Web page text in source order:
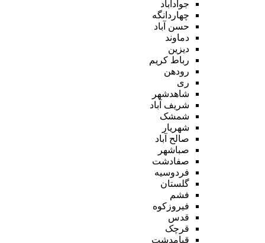
جوادآباد
چهاردانگه
حسن آباد
دماوند
دیزین
رباط کریم
رودهن
ری
شاهدشهر
شریف آباد
شمشک
شهریار
صالح آباد
صباشهر
صفادشت
فردوسیه
گلستان
فشم
فیروزکوه
قدس
قرچک
قیامدشت